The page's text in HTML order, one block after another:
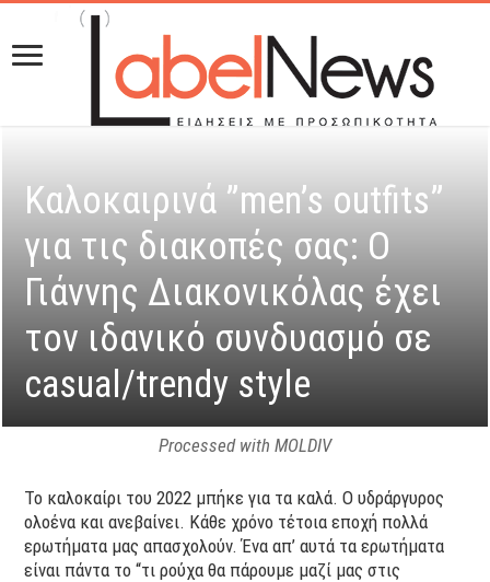
Καλοκαιρινά ”men’s outfits”
για τις διακοπές σας: Ο
Γιάννης Διακονικόλας έχει
τον ιδανικό συνδυασμό σε
casual/trendy style
Processed with MOLDIV
Το καλοκαίρι του 2022 μπήκε για τα καλά. Ο υδράργυρος
ολοένα και ανεβαίνει. Κάθε χρόνο τέτοια εποχή πολλά
ερωτήματα μας απασχολούν. Ένα απ’ αυτά τα ερωτήματα
είναι πάντα το “τι ρούχα θα πάρουμε μαζί μας στις